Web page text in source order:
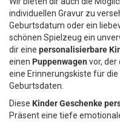
individuellen Gravur zu
Geburtsdatum oder ein
schönen Spielzeug ein
dir eine personalisierbare
einen Puppenwagen vor, der
eine Erinnerungskiste für
Geburtsdaten.
Diese Kinder Geschenke
Präsent eine tiefe